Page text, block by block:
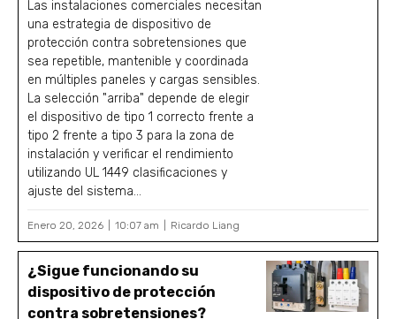
Las instalaciones comerciales necesitan
una estrategia de dispositivo de
protección contra sobretensiones que
sea repetible, mantenible y coordinada
en múltiples paneles y cargas sensibles.
La selección "arriba" depende de elegir
el dispositivo de tipo 1 correcto frente a
tipo 2 frente a tipo 3 para la zona de
instalación y verificar el rendimiento
utilizando UL 1449 clasificaciones y
ajuste del sistema...
Enero 20, 2026 10:07 am Ricardo Liang
¿Sigue funcionando su
dispositivo de protección
contra sobretensiones?